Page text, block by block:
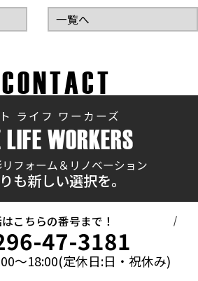
一覧へ
CONTACT
ライフ ワーカーズ
LIFE WORKERS
フォーム＆リノベーション
も新しい選択を。
こちらの番号まで！
47-3181
～18:00(定休日:日・祝休み)